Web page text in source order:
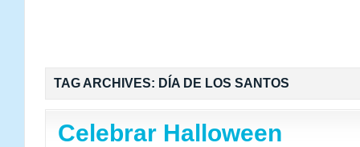
TAG ARCHIVES: DÍA DE LOS SANTOS
Celebrar Halloween